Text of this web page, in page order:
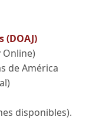
(DOAJ)
Online)
de América
disponibles).